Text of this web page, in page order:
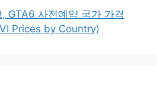
GTA6 사전예약 국가 가격
Prices by Country)